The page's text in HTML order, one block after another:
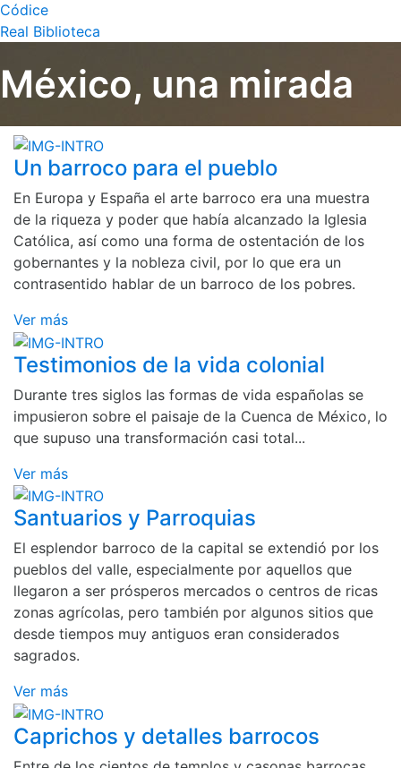
Códice
Real Biblioteca
México, una mirada
Un barroco para el pueblo
En Europa y España el arte barroco era una muestra
de la riqueza y poder que había alcanzado la Iglesia
Católica, así como una forma de ostentación de los
gobernantes y la nobleza civil, por lo que era un
contrasentido hablar de un barroco de los pobres.
Ver más
Testimonios de la vida colonial
Durante tres siglos las formas de vida españolas se
impusieron sobre el paisaje de la Cuenca de México, lo
que supuso una transformación casi total...
Ver más
Santuarios y Parroquias
El esplendor barroco de la capital se extendió por los
pueblos del valle, especialmente por aquellos que
llegaron a ser prósperos mercados o centros de ricas
zonas agrícolas, pero también por algunos sitios que
desde tiempos muy antiguos eran considerados
sagrados.
Ver más
Caprichos y detalles barrocos